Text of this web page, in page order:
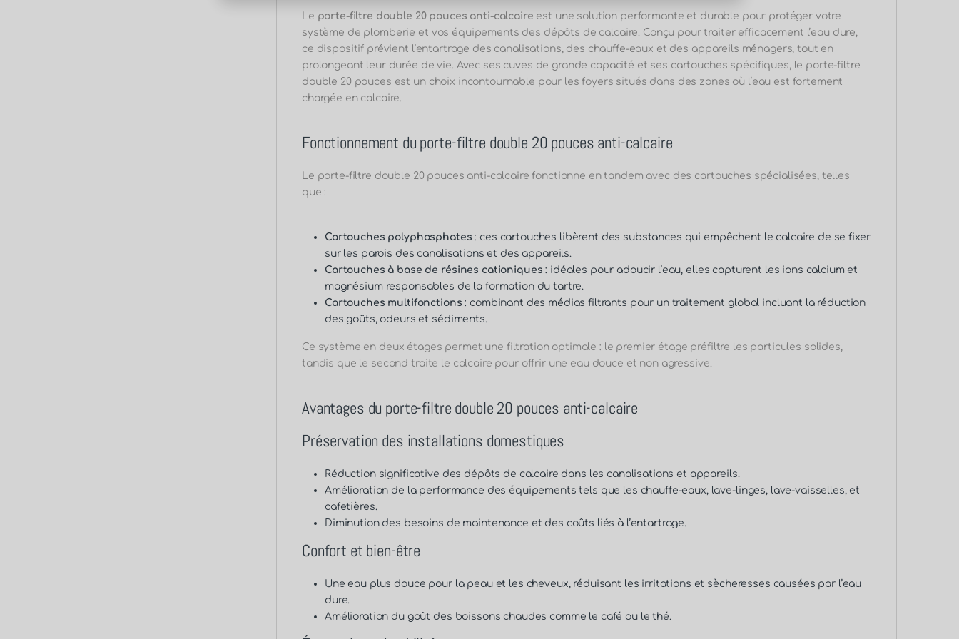
Le porte-filtre double 20 pouces anti-calcaire est une solution performante et durable pour protéger votre
système de plomberie et vos équipements des dépôts de calcaire. Conçu pour traiter efficacement l’eau dure,
ce dispositif prévient l’entartrage des canalisations, des chauffe-eaux et des appareils ménagers, tout en
prolongeant leur durée de vie. Avec ses cuves de grande capacité et ses cartouches spécifiques, le porte-filtre
double 20 pouces est un choix incontournable pour les foyers situés dans des zones où l’eau est fortement
chargée en calcaire.
Fonctionnement du porte-filtre double 20 pouces anti-calcaire
Le porte-filtre double 20 pouces anti-calcaire fonctionne en tandem avec des cartouches spécialisées, telles
que :
Cartouches polyphosphates : ces cartouches libèrent des substances qui empêchent le calcaire de se fixer
sur les parois des canalisations et des appareils.
Cartouches à base de résines cationiques : idéales pour adoucir l’eau, elles capturent les ions calcium et
magnésium responsables de la formation du tartre.
Cartouches multifonctions : combinant des médias filtrants pour un traitement global incluant la réduction
des goûts, odeurs et sédiments.
Ce système en deux étages permet une filtration optimale : le premier étage préfiltre les particules solides,
tandis que le second traite le calcaire pour offrir une eau douce et non agressive.
Avantages du porte-filtre double 20 pouces anti-calcaire
Préservation des installations domestiques
Réduction significative des dépôts de calcaire dans les canalisations et appareils.
Amélioration de la performance des équipements tels que les chauffe-eaux, lave-linges, lave-vaisselles, et
cafetières.
Diminution des besoins de maintenance et des coûts liés à l’entartrage.
Confort et bien-être
Une eau plus douce pour la peau et les cheveux, réduisant les irritations et sècheresses causées par l’eau
dure.
Amélioration du goût des boissons chaudes comme le café ou le thé.